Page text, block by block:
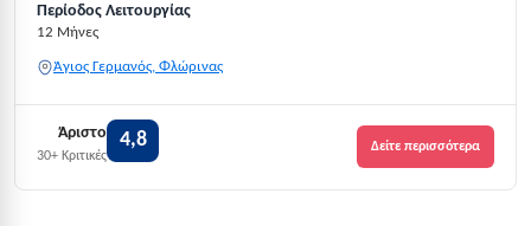
Περίοδος Λειτουργίας
12 Μήνες
Άγιος Γερμανός, Φλώρινας
Άριστο
30+ Κριτικές
4,8 Δείτε περισσότερα